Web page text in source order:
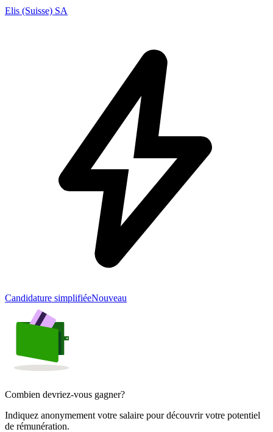
Elis (Suisse) SA
Candidature simplifiéeNouveau
Combien devriez-vous gagner?
Indiquez anonymement votre salaire pour découvrir votre potentiel
de rémunération.